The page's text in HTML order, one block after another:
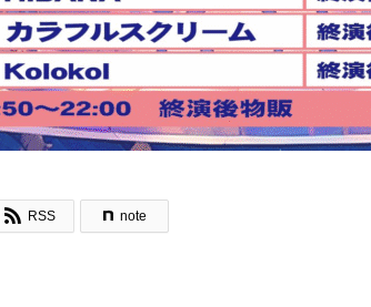
 RSS note